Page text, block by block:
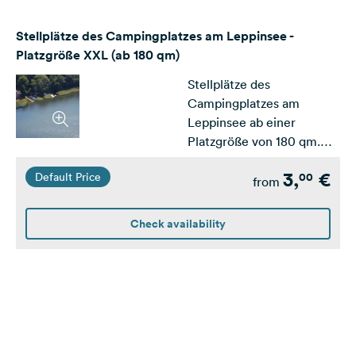
Stellplätze des Campingplatzes am Leppinsee -
Platzgröße XXL (ab 180 qm)
Stellplätze des
Campingplatzes am
Leppinsee ab einer
Platzgröße von 180 qm.
/ Wohnmobile
Default Price from 3,00 €
Check availability